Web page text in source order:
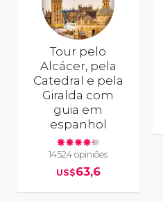
Tour pelo
Alcácer, pela
Catedral e pela
Giralda com
guia em
espanhol
14524 opiniões
US$63,6